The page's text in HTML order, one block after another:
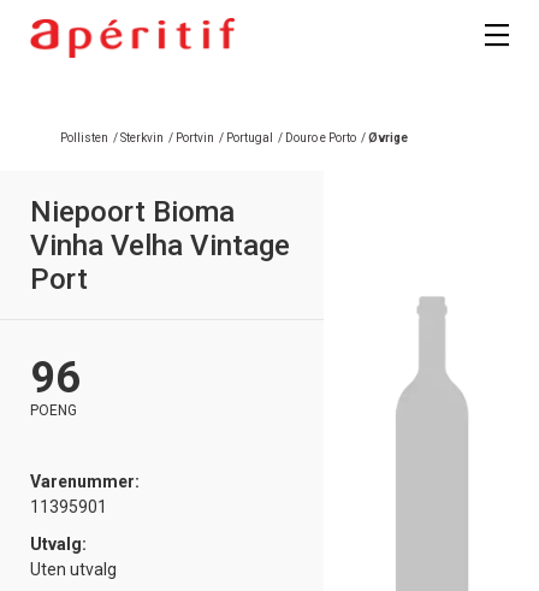
Pollisten /Sterkvin / Portvin / Portugal / Douro e Porto /Øvrige
Niepoort Bioma
Vinha Velha Vintage
Port
96
POENG
Varenummer:
11395901
Utvalg:
Uten utvalg